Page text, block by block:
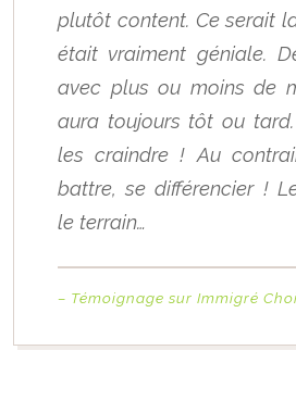
plutôt content. Ce serait
était vraiment géniale.
avec plus ou moins de
aura toujours tôt ou
les craindre ! Au
battre, se différencier !
le terrain…
– Témoignage sur Immigré